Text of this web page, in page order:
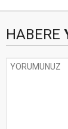
HABERE